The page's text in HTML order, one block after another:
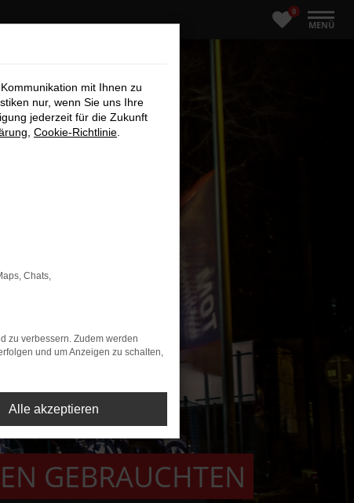
0
MENÜ
GEBRAUCHTEN
mit Ihnen zu
nur, wenn Sie uns Ihre
jederzeit für die Zukunft
Cookie-Richtlinie
Chats,
zu verbessern. Zudem werden
und um Anzeigen zu schalten,
Alle akzeptieren